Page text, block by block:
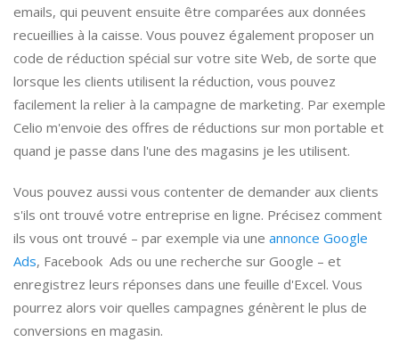
emails, qui peuvent ensuite être comparées aux données
recueillies à la caisse. Vous pouvez également proposer un
code de réduction spécial sur votre site Web, de sorte que
lorsque les clients utilisent la réduction, vous pouvez
facilement la relier à la campagne de marketing. Par exemple
Celio m'envoie des offres de réductions sur mon portable et
quand je passe dans l'une des magasins je les utilisent.
Vous pouvez aussi vous contenter de demander aux clients
s'ils ont trouvé votre entreprise en ligne. Précisez comment
ils vous ont trouvé – par exemple via une annonce Google
Ads, Facebook Ads ou une recherche sur Google – et
enregistrez leurs réponses dans une feuille d'Excel. Vous
pourrez alors voir quelles campagnes génèrent le plus de
conversions en magasin.